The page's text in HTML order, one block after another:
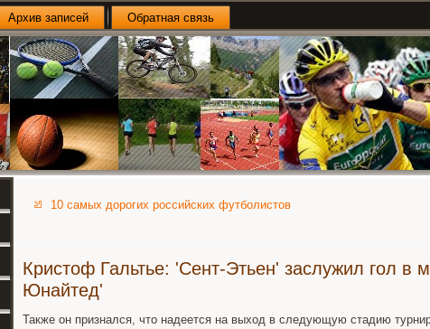
Архив записей Обратная связь
10 самых дорогих российских футболистов
Кристоф Гальтье: 'Сент-Этьен' заслужил гол в
Юнайтед'
Также он признался, что надеется на выход в следующую стадию